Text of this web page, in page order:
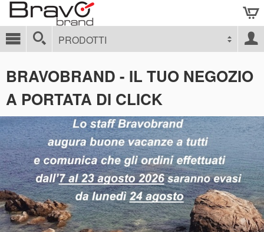
PRODOTTI
BRAVOBRAND - IL TUO NEGOZIO
A PORTATA DI CLICK